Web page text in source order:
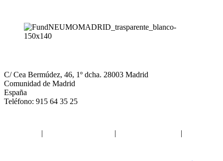
C/ Cea Bermúdez, 46, 1º dcha. 28003 Madrid
Comunidad de Madrid
España
Teléfono: 915 64 35 25
| | |